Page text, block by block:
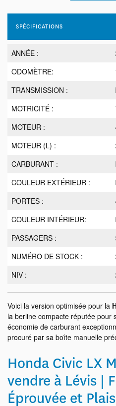
SPÉCIFICATIONS
ANNÉE :
ODOMÈTRE:
TRANSMISSION :
MOTRICITÉ :
MOTEUR :
MOTEUR (L) :
CARBURANT :
COULEUR EXTÉRIEUR :
PORTES :
COULEUR INTÉRIEUR:
PASSAGERS :
NUMÉRO DE STOCK :
NIV :
Voici la version optimisée pour la
la berline compacte réputée pour
économie de carburant
procuré par sa boîte manuelle
Honda Civic LX
vendre à Lévis |
Éprouvée et